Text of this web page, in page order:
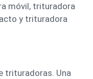
móvil, trituradora
y trituradora
trituradoras. Una